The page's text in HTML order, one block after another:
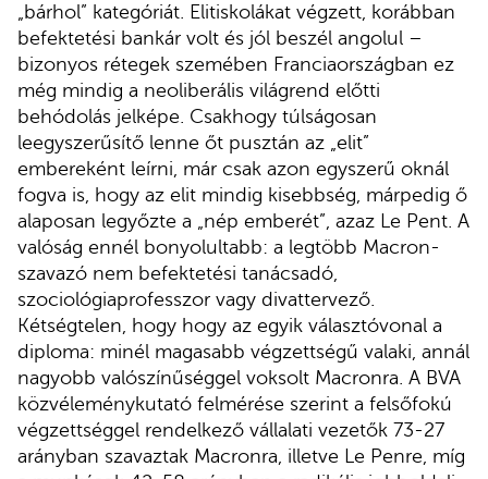
„bárhol” kategóriát. Elitiskolákat végzett, korábban
befektetési bankár volt és jól beszél angolul –
bizonyos rétegek szemében Franciaországban ez
még mindig a neoliberális világrend előtti
behódolás jelképe. Csakhogy túlságosan
leegyszerűsítő lenne őt pusztán az „elit”
embereként leírni, már csak azon egyszerű oknál
fogva is, hogy az elit mindig kisebbség, márpedig ő
alaposan legyőzte a „nép emberét”, azaz Le Pent. A
valóság ennél bonyolultabb: a legtöbb Macron-
szavazó nem befektetési tanácsadó,
szociológiaprofesszor vagy divattervező.
Kétségtelen, hogy hogy az egyik választóvonal a
diploma: minél magasabb végzettségű valaki, annál
nagyobb valószínűséggel voksolt Macronra. A BVA
közvéleménykutató felmérése szerint a felsőfokú
végzettséggel rendelkező vállalati vezetők 73-27
arányban szavaztak Macronra, illetve Le Penre, míg